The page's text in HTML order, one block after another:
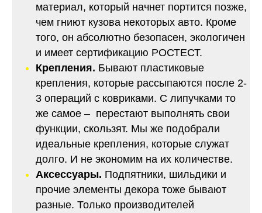
материал, который начнет портится позже,
чем гниют кузова некоторых авто. Кроме
того, он абсолютно безопасен, экологичен
и имеет сертификацию РОСТЕСТ.
Крепления. Бывают пластиковые
крепления, которые рассыпаются после 2-
3 операций с ковриками. С липучками то
же самое – перестают выполнять свои
функции, скользят. Мы же подобрали
идеальные крепления, которые служат
долго. И не экономим на их количестве.
Аксессуары. Подпятники, шильдики и
прочие элементы декора тоже бывают
разные. Только производителей